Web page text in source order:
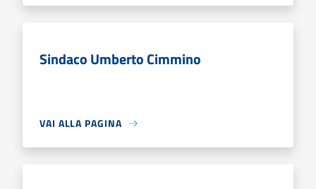
Sindaco Umberto Cimmino
VAI ALLA PAGINA